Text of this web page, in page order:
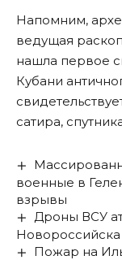
Напомним,
ведущая
нашла первое
Кубани
сатира,
военные в
взрывы
Дроны ВСУ
Новороссийска
Пожар на